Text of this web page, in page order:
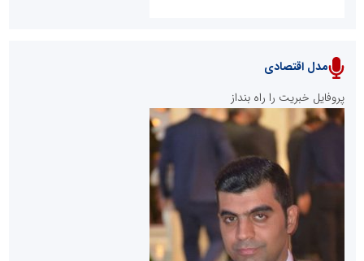
پایگاه خبری نهضت ملی مسکن
سازمان بورس و اوراق بهادار
مرجع اخبار موثق در بازارسرمایه
مدل اقتصادی
پروفایل خبریت را راه بنداز